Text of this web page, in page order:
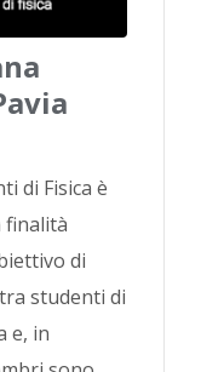
di Fisica è
finalità
di
studenti di
e, in